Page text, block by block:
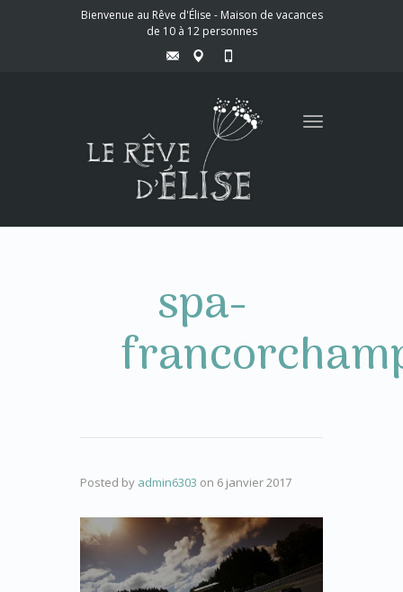
Bienvenue au Rêve d'Élise - Maison de vacances
de 10 à 12 personnes
Toggle
spa-
Posted by admin6303 on 6 janvier 2017